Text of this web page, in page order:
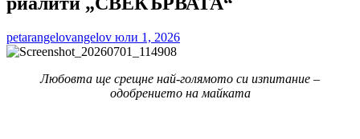
petarangelovangelov юли 1, 2026
Любовта ще срещне най-голямото си изпитание –
одобрението на майката